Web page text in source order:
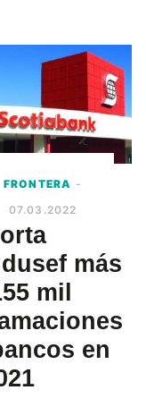
FRONTERA -
07.03.2022
más
mil
en